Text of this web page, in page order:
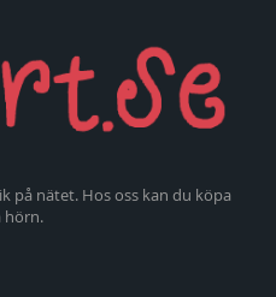
på nätet. Hos oss kan du köpa
hörn.